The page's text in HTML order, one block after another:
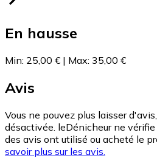
En hausse
Min: 25,00 € | Max: 35,00 €
Avis
Vous ne pouvez plus laisser
désactivée. leDénicheur ne
des avis ont utilisé ou acheté le
savoir plus sur les avis.